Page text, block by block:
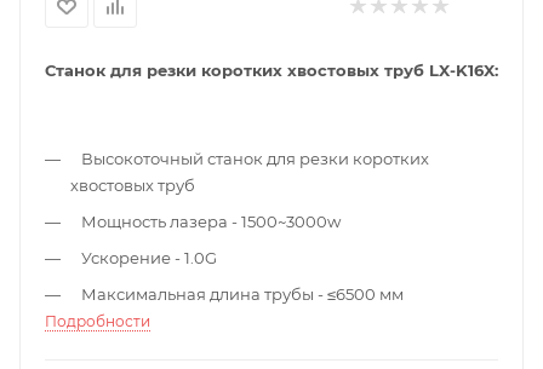
Станок для резки коротких хвостовых труб LX-K16X:
Высокоточный станок для резки коротких
хвостовых труб
Мощность лазера - 1500~3000w
Ускорение - 1.0G
Максимальная длина трубы - ≤6500 мм
Тип режущей трубы - Круглая труба / Квадратная
Подробности